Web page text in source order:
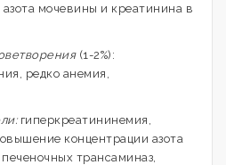
мочевины и креатинина в
(1-2%):
редко анемия,
гиперкреатининемия,
концентрации азота
трансаминаз,